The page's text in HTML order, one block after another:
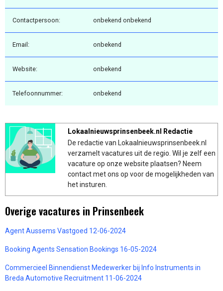
Contactpersoon: onbekend onbekend
Email: onbekend
Website: onbekend
Telefoonnummer: onbekend
Lokaalnieuwsprinsenbeek.nl Redactie
De redactie van Lokaalnieuwsprinsenbeek.nl
verzamelt vacatures uit de regio. Wil je zelf een
vacature op onze website plaatsen? Neem
contact met ons op voor de mogelijkheden van
het insturen.
Overige vacatures in Prinsenbeek
Agent Aussems Vastgoed 12-06-2024
Booking Agents Sensation Bookings 16-05-2024
Commercieel Binnendienst Medewerker bij Info Instruments in
Breda Automotive Recruitment 11-06-2024